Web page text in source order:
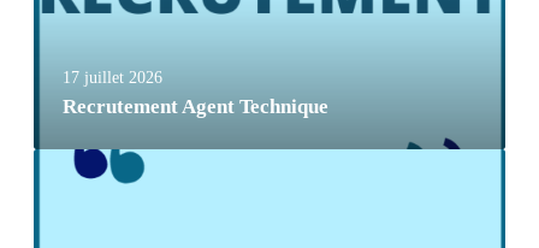
17 juillet 2026
Recrutement Agent Technique